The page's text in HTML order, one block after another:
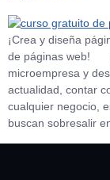
¡Crea y diseña
de páginas web!
microempresa y
actualidad, contar
cualquier negocio,
buscan sobresalir